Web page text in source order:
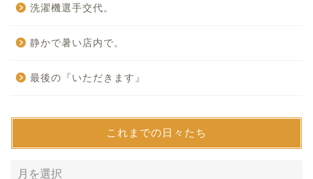
洗濯機選手交代。
静かで暑い店内で。
最後の『いただきます』
これまでの日々たち